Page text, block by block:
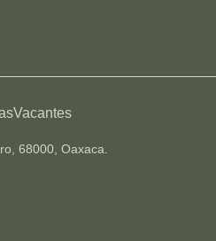
Vacantes
68000, Oaxaca.